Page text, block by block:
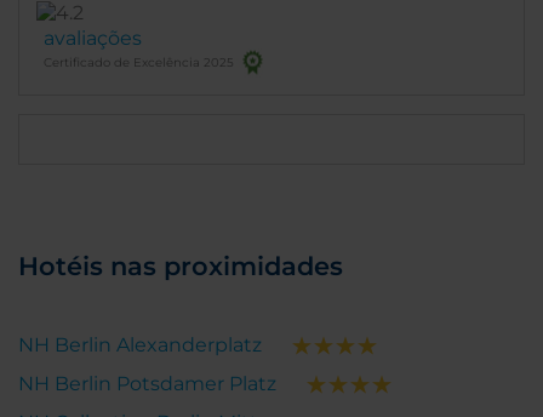
avaliações
Certificado de Excelência 2025
Hotéis nas proximidades
NH Berlin Alexanderplatz
NH Berlin Potsdamer Platz